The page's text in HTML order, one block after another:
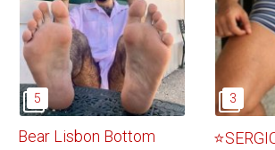
Bear Lisbon Bottom